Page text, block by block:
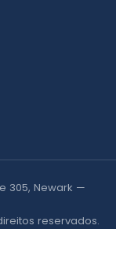
305, Newark —
reservados.